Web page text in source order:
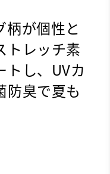
柄が個性と
トレッチ素
トし、UVカ
防臭で夏も